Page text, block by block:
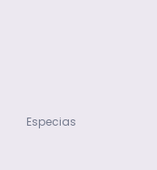
Especias